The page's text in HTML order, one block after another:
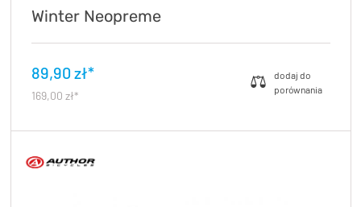
Winter Neopreme
89,90 zł*
169,00 zł*